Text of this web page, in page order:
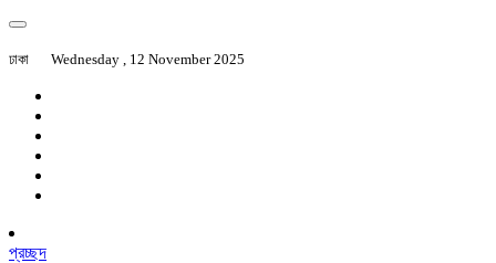
ঢাকা Wednesday , 12 November 2025
প্রচ্ছদ